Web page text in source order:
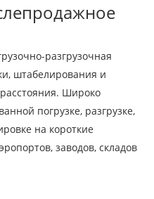
разгрузочная
штабелирования и
Широко
погрузке, разгрузке,
на короткие
заводов, складов